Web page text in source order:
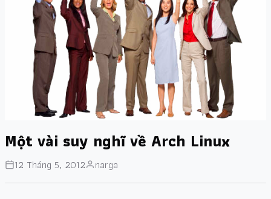
Một vài suy nghĩ về Arch Linux
12 Tháng 5, 2012 narga